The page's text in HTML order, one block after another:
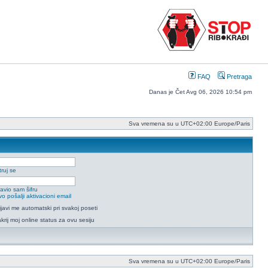
FAQ Pretraga
Danas je Čet Avg 06, 2026 10:54 pm
Sva vremena su u UTC+02:00 Europe/Paris
se
sam šifru
pošalji aktivacioni email
me automatski pri svakoj poseti
moj online status za ovu sesiju
Sva vremena su u UTC+02:00 Europe/Paris